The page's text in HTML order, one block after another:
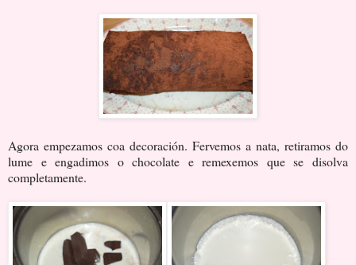
Agora empezamos coa decoración. Fervemos a nata, retiramos do
lume e engadimos o chocolate e remexemos que se disolva
completamente.